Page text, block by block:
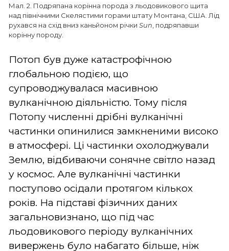
Мал. 2. Подряпана корінна порода з льодовикового щита
над північними Скелястими горами штату Монтана, США. Лід
рухався на схід вниз каньйоном річки Sun , подряпавши
корінну породу.
Потоп був дуже катастрофічною
глобальною подією, що
супроводжувалася масивною
вулканічною діяльністю. Тому після
Потопу численні дрібні вулканічні
частинки опинилися замкненими високо
в атмосфері. Ці частинки охолоджували
Землю, відбиваючи сонячне світло назад
у космос. Але вулканічні частинки
поступово осідали протягом кількох
років. На підставі фізичних даних
загальновизнано, що під час
льодовикового періоду вулканічних
вивержень було набагато більше, ніж